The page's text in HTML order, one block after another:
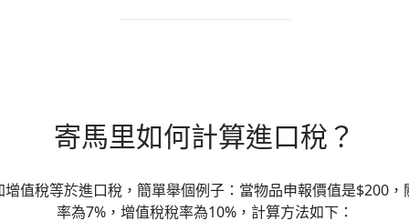
寄馬里如何計算進口稅？
增值稅等於進口稅，簡單舉個例子：當物品申報價值是$200，
率為7%，增值稅稅率為10%，計算方法如下：